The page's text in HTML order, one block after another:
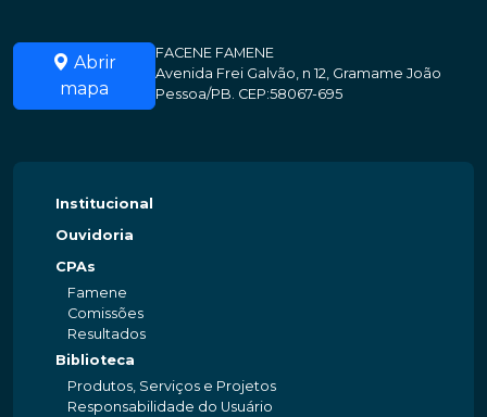
Abrir
mapa
FACENE FAMENE
Avenida Frei Galvão, n 12, Gramame João
Pessoa/PB. CEP:58067-695
Institucional
Ouvidoria
CPAs
Famene
Comissões
Resultados
Biblioteca
Produtos, Serviços e Projetos
Responsabilidade do Usuário